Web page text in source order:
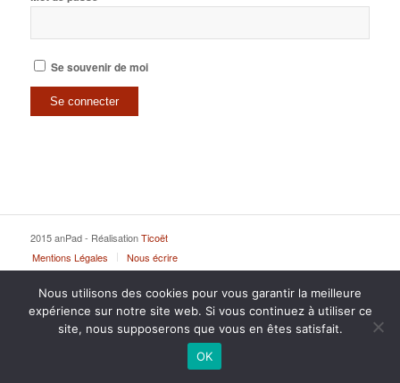
Se souvenir de moi
2015 anPad - RéalisationTicoët
Mentions Légales
Nous écrire
Nous utilisons des cookies pour vous garantir la meilleure
expérience sur notre site web. Si vous continuez à utiliser ce
site, nous supposerons que vous en êtes satisfait.
OK